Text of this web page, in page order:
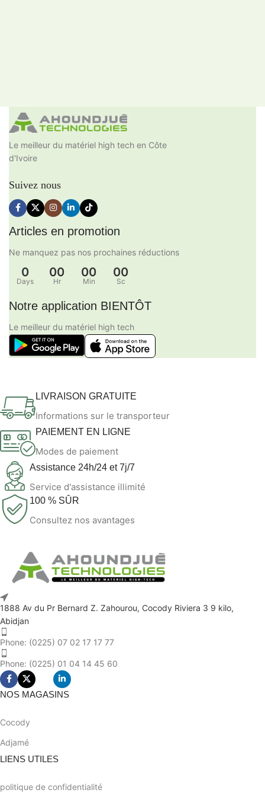
Le meilleur du matériel high tech en Côte
d'Ivoire
Suivez nous
Articles en promotion
Ne manquez pas nos prochaines réductions
0
Days
00
Hr
00
Min
00
Sc
Notre application BIENTÔT
Le meilleur du matériel high tech
LIVRAISON GRATUITE
Informations sur le transporteur
PAIEMENT EN LIGNE
Modes de paiement
Assistance 24h/24 et 7j/7
Service d'assistance illimité
100 % SÛR
Consultez nos avantages
1888 Av du Pr Bernard Z. Zahourou, Cocody Riviera 3 9 kilo,
Abidjan
Phone: (0225) 07 02 17 17 77
Phone: (0225) 01 04 14 45 60
NOS MAGASINS
Cocody
Adjamé
LIENS UTILES
politique de confidentialité